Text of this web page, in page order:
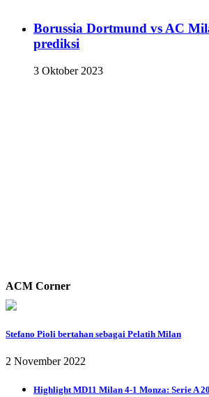
Borussia Dortmund vs AC
prediksi
3 Oktober 2023
ACM Corner
Stefano Pioli bertahan sebagai Pelatih Milan
2 November 2022
Highlight MD11 Milan 4-1 Monza: Serie A